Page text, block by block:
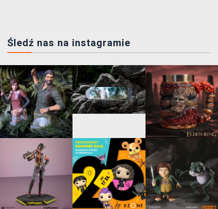
Śledź nas na instagramie